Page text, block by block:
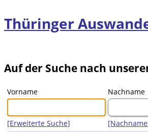
Thüringer
Auf der Suche nach
Vorname Nachname
[Erweiterte Suche]